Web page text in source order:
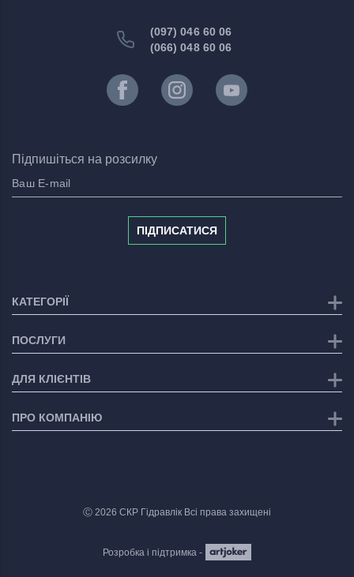
(097) 046 60 06
(066) 048 60 06
Підпишіться на розсилку
ПІДПИСАТИСЯ
КАТЕГОРІЇ
ПОСЛУГИ
ДЛЯ КЛІЄНТІВ
ПРО КОМПАНІЮ
Ⓒ 2026 СКР Гідравлік Всі права захищені
Розробка і підтримка -